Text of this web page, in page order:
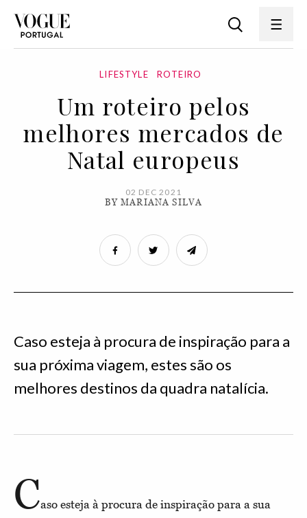
LIFESTYLE ROTEIRO
Um roteiro pelos
melhores mercados de
Natal europeus
02 DEC 2021
BY MARIANA SILVA
Caso esteja à procura de inspiração para a
sua próxima viagem, estes são os
melhores destinos da quadra natalícia.
Caso esteja à procura de inspiração para a sua